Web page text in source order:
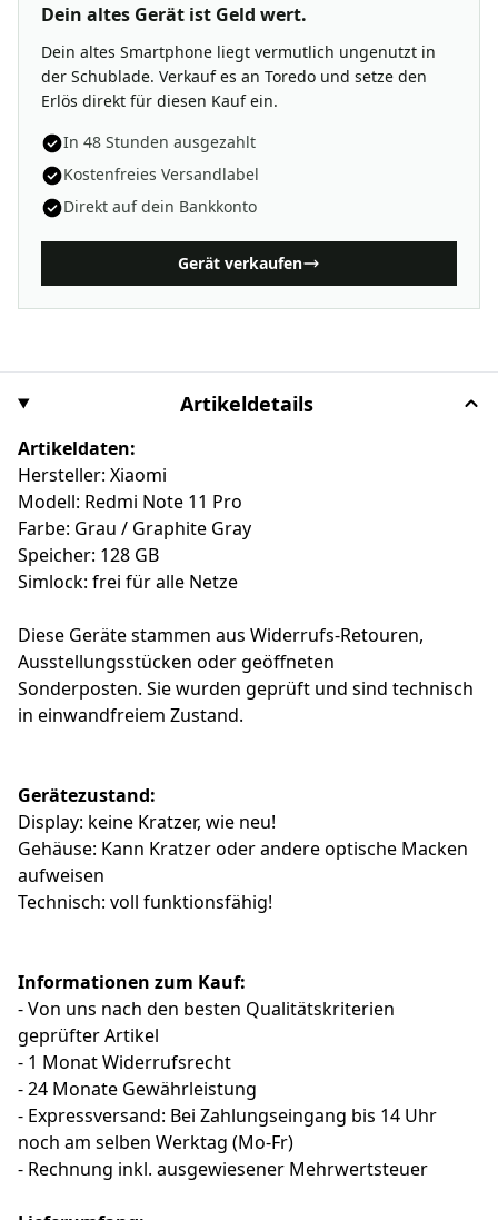
Dein altes Gerät ist Geld wert.
Dein altes Smartphone liegt vermutlich ungenutzt in
der Schublade. Verkauf es an Toredo und setze den
Erlös direkt für diesen Kauf ein.
In 48 Stunden ausgezahlt
Kostenfreies Versandlabel
Direkt auf dein Bankkonto
Gerät verkaufen
Artikeldetails
Artikeldaten:
Hersteller: Xiaomi
Modell: Redmi Note 11 Pro
Farbe: Grau / Graphite Gray
Speicher: 128 GB
Simlock: frei für alle Netze
Diese Geräte stammen aus Widerrufs-Retouren,
Ausstellungsstücken oder geöffneten
Sonderposten. Sie wurden geprüft und sind technisch
in einwandfreiem Zustand.
Gerätezustand:
Display: keine Kratzer, wie neu!
Gehäuse: Kann Kratzer oder andere optische Macken
aufweisen
Technisch: voll funktionsfähig!
Informationen zum Kauf:
- Von uns nach den besten Qualitätskriterien
geprüfter Artikel
- 1 Monat Widerrufsrecht
- 24 Monate Gewährleistung
- Expressversand: Bei Zahlungseingang bis 14 Uhr
noch am selben Werktag (Mo-Fr)
- Rechnung inkl. ausgewiesener Mehrwertsteuer